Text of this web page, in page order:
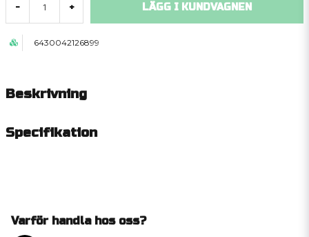
- + LÄGG I KUNDVAGNEN
6430042126899
Beskrivning
Specifikation
Varför handla hos oss?